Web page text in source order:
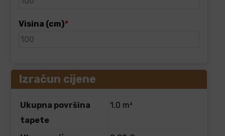
Visina (cm)*
Izračun cijene
Ukupna površina
tapete
1.0 m²